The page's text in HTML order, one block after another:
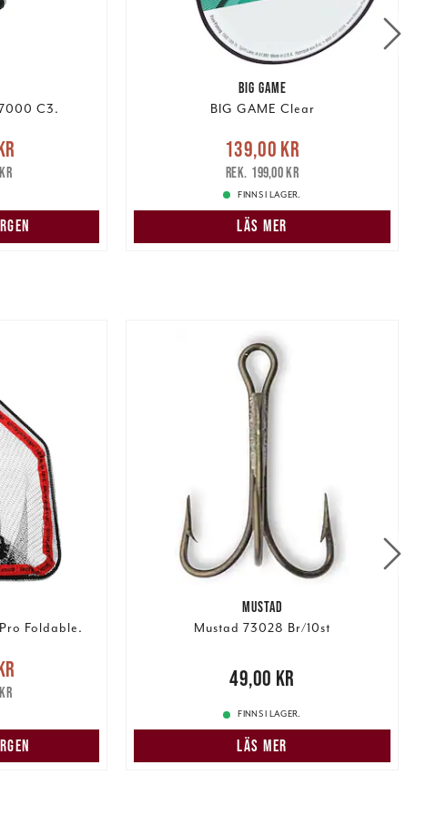
C3.
pris
BIG GAME
BIG GAME Clear
Nuvarande pris
Tidigare pris
139,00 kr
199,00 kr
FINNS I LAGER.
LÄS MER
Foldable.
pris
MUSTAD
Mustad 73028 Br/10st
49,00 kr49,00 kr
FINNS I LAGER.
LÄS MER